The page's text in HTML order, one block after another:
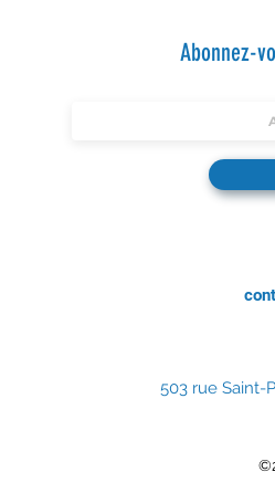
Abonnez-
503 rue Saint-